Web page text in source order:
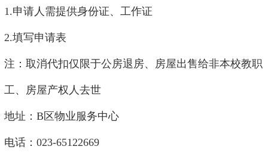
1.申请人需提供身份证、工作证
2.填写申请表
注：取消代扣仅限于公房退房、房屋出售给非本校教职
工、房屋产权人去世
地址：B区物业服务中心
电话：023-65122669